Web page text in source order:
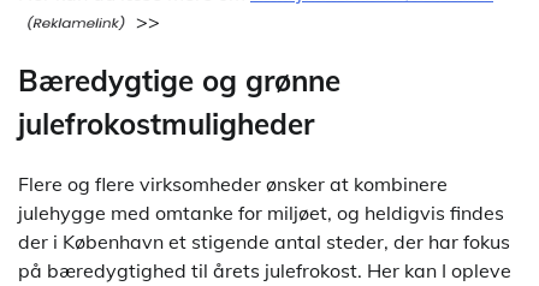
>>
Bæredygtige og grønne
julefrokostmuligheder
Flere og flere virksomheder ønsker at kombinere
julehygge med omtanke for miljøet, og heldigvis findes
der i København et stigende antal steder, der har fokus
på bæredygtighed til årets julefrokost. Her kan I opleve